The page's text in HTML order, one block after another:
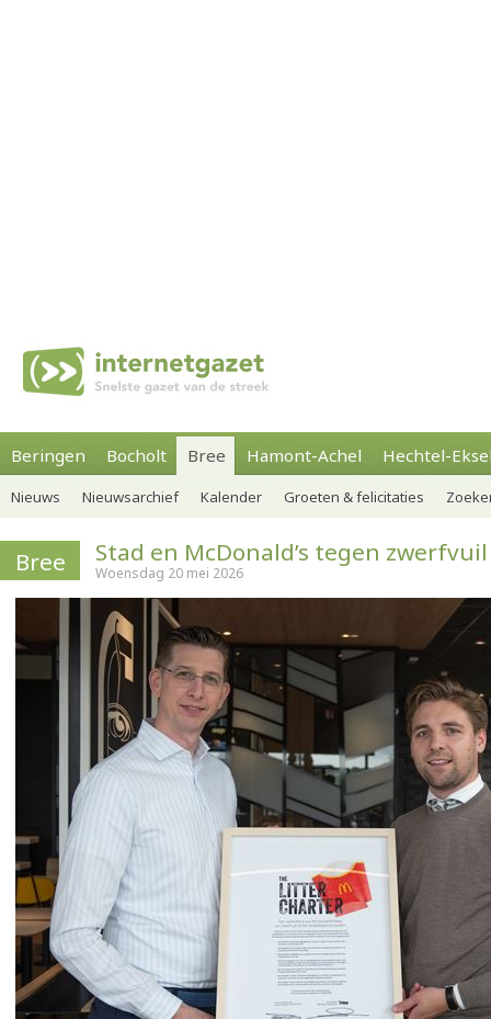
Beringen Bocholt Bree Hamont-Achel Hechtel-
Nieuws Nieuwsarchief Kalender Groeten & felicitaties
Bree Stad en McDonald’s tegen zwerfvuil
Woensdag 20 mei 2026